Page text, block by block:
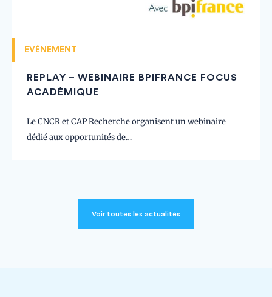
EVÈNEMENT
REPLAY – WEBINAIRE BPIFRANCE FOCUS
ACADÉMIQUE
Le CNCR et CAP Recherche organisent un webinaire
dédié aux opportunités de…
Voir toutes les actualités